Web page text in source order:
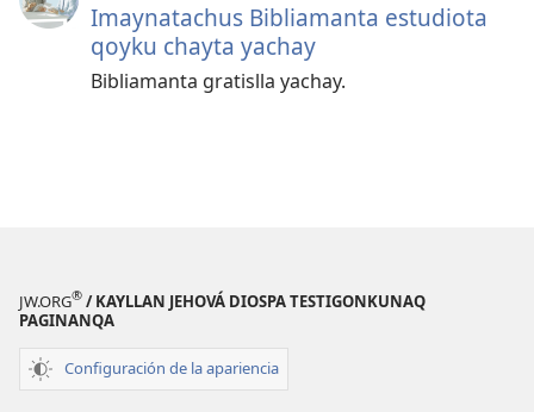
Imaynatachus Bibliamanta estudiota
qoyku chayta yachay
Bibliamanta gratislla yachay.
JW.ORG® / KAYLLAN JEHOVÁ DIOSPA TESTIGONKUNAQ
PAGINANQA
Configuración de la apariencia